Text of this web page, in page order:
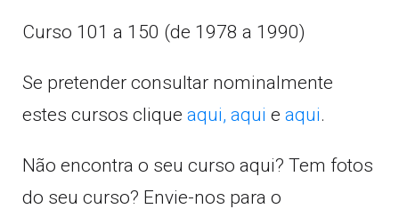
Curso 101 a 150 (de 1978 a 1990)
Se pretender consultar nominalmente
estes cursos clique aqui, aqui e aqui.
Não encontra o seu curso aqui? Tem fotos
do seu curso? Envie-nos para o